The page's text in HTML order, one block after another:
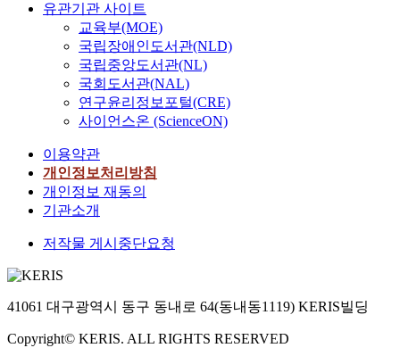
유관기관 사이트
교육부(MOE)
국립장애인도서관(NLD)
국립중앙도서관(NL)
국회도서관(NAL)
연구윤리정보포털(CRE)
사이언스온 (ScienceON)
이용약관
개인정보처리방침
개인정보 재동의
기관소개
저작물 게시중단요청
41061 대구광역시 동구 동내로 64(동내동1119) KERIS빌딩
Copyright© KERIS. ALL RIGHTS RESERVED